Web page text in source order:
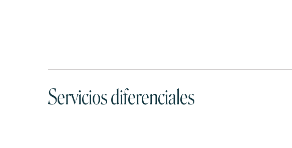
Servicios diferenciales